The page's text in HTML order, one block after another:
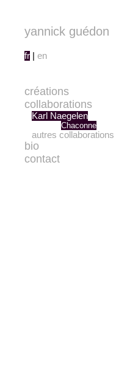
yannick guédon
fr en
créations
collaborations
Karl Naegelen
Chaconne
autres collaborations
bio
contact